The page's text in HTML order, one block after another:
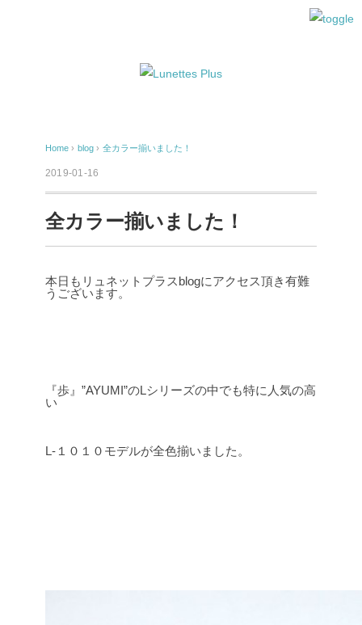
Home › blog › 全カラー揃いました！
2019-01-16
全カラー揃いました！
本日もリュネットプラスblogにアクセス頂き有難
うございます。
『歩』”AYUMI”のLシリーズの中でも特に人気の高
い
L-１０１０モデルが全色揃いました。